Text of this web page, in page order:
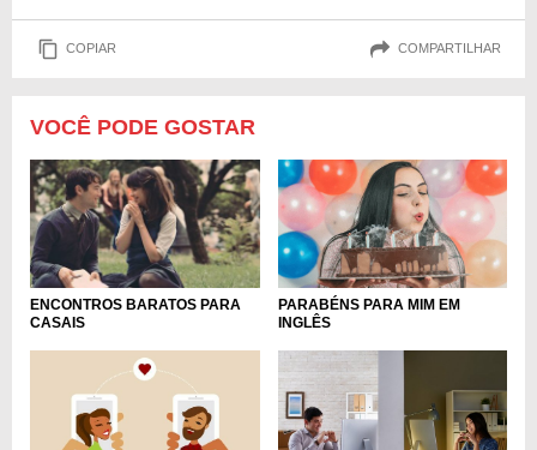
COPIAR COMPARTILHAR
VOCÊ PODE GOSTAR
ENCONTROS BARATOS PARA
CASAIS
PARABÉNS PARA MIM EM
INGLÊS